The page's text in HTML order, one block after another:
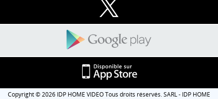
Copyright © 2026 IDP HOME VIDEO Tous droits réservés. SARL - IDP HOME